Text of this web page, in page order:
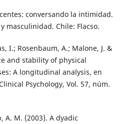
conversando la intimidad.
masculinidad. Chile: Flacso.
I.; Rosenbaum, A.; Malone, J. &
and stability of physical
A longitudinal analysis, en
Psychology, Vol. 57, núm.
A. M. (2003). A dyadic